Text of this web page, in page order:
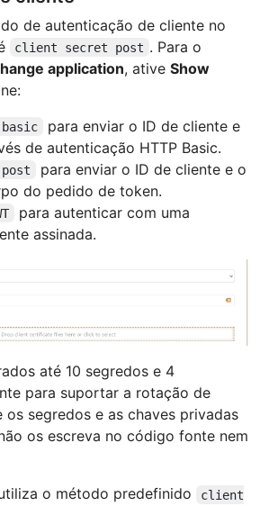
de autenticação de cliente no
client secret post . Para o
application, ative Show
para enviar o ID de cliente e
de autenticação HTTP Basic.
para enviar o ID de cliente e o
do pedido de token.
para autenticar com uma
assinada.
até 10 segredos e 4
para suportar a rotação de
os segredos e as chaves privadas
os escreva no código fonte nem
o método predefinido
client